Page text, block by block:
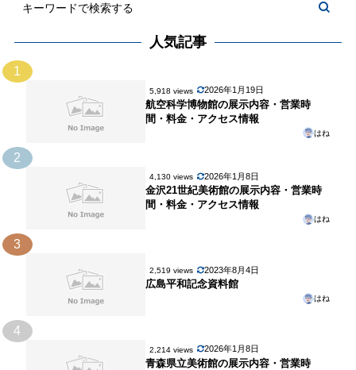
人気記事
1
5,918 views 2026年1月19日
航空科学博物館の展示内容・営業時
間・料金・アクセス情報
はね
2
4,130 views 2026年1月8日
金沢21世紀美術館の展示内容・営業時
間・料金・アクセス情報
はね
3
2,519 views 2023年8月4日
広島平和記念資料館
はね
4
2,214 views 2026年1月8日
青森県立美術館の展示内容・営業時